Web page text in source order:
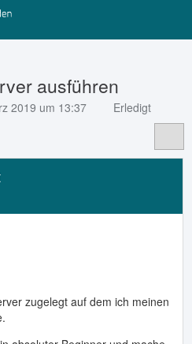
ausführen
2019 um 13:37 Erledigt
zugelegt auf dem ich meinen